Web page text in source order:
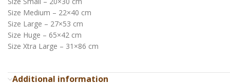
Size Medium – 22×40 cm
Size Large – 27×53 cm
Size Huge – 65×42 cm
Size Xtra Large – 31×86 cm
Additional information